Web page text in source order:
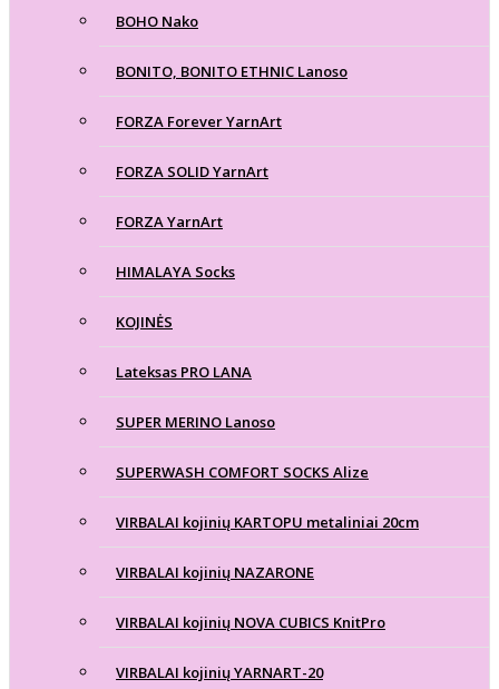
BOHO Nako
BONITO, BONITO ETHNIC Lanoso
FORZA Forever YarnArt
FORZA SOLID YarnArt
FORZA YarnArt
HIMALAYA Socks
KOJINĖS
Lateksas PRO LANA
SUPER MERINO Lanoso
SUPERWASH COMFORT SOCKS Alize
VIRBALAI kojinių KARTOPU metaliniai 20cm
VIRBALAI kojinių NAZARONE
VIRBALAI kojinių NOVA CUBICS KnitPro
VIRBALAI kojinių YARNART-20